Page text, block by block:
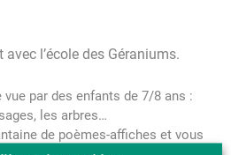
l’école des Géraniums.
par des enfants de 7/8 ans :
les arbres…
de poèmes-affiches et vous